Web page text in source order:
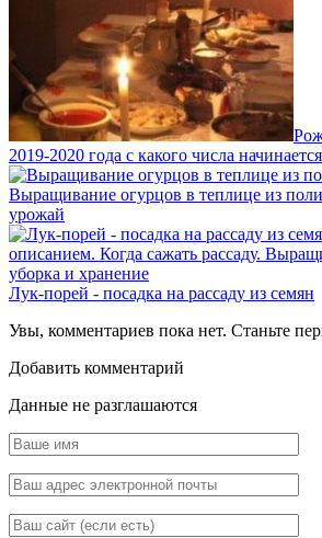
2019-2020 года с какого числа
Выращивание огурцов в теплице из
урожай
Лук-порей - посадка на рассаду из семян
Увы, комментариев пока нет. Станьте
Добавить комментарий
Данные не разглашаются